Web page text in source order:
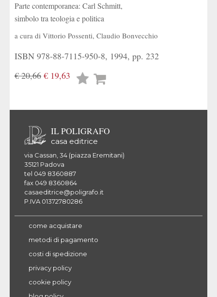
Parte contemporanea: Carl Schmitt,
simbolo tra teologia e politica
a cura di Vittorio Possenti, Claudio Bonvecchio
ISBN 978-88-7115-950-8, 1994, pp. 232
€ 20,66 € 19,63
Lista
IL POLIGRAFO
casa editrice
via Cassan, 34 (piazza Eremitani)
35121 Padova
tel 049 8360887
fax 049 8360864
casaeditrice@poligrafo.it
P.IVA 01372780286
come acquistare
metodi di pagamento
costi di spedizione
privacy policy
cookie policy